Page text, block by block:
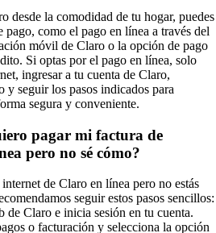
desde la comodidad de tu hogar, puedes
como el pago en línea a través del
móvil de Claro o la opción de pago
Si optas por el pago en línea, solo
ingresar a tu cuenta de Claro,
y seguir los pasos indicados para
segura y conveniente.
pagar mi factura de
pero no sé cómo?
de Claro en línea pero no estás
seguir estos pasos sencillos:
de Claro e inicia sesión en tu cuenta.
o facturación y selecciona la opción